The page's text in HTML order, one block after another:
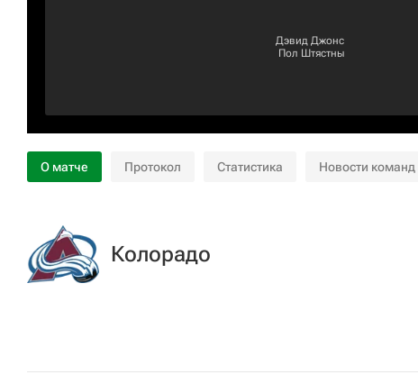
Дэвид Джонс
Пол Штястны
О матче Протокол Статистика Новости команд
Колорадо